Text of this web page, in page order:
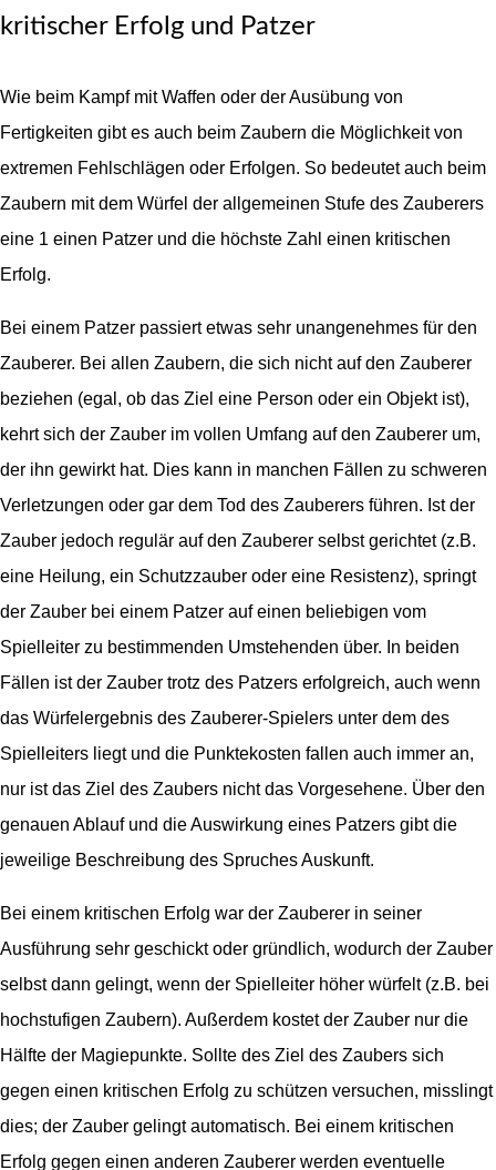
kritischer Erfolg und Patzer
Wie beim Kampf mit Waffen oder der Ausübung von
Fertigkeiten gibt es auch beim Zaubern die Möglichkeit von
extremen Fehlschlägen oder Erfolgen. So bedeutet auch beim
Zaubern mit dem Würfel der allgemeinen Stufe des Zauberers
eine 1 einen Patzer und die höchste Zahl einen kritischen
Erfolg.
Bei einem Patzer passiert etwas sehr unangenehmes für den
Zauberer. Bei allen Zaubern, die sich nicht auf den Zauberer
beziehen (egal, ob das Ziel eine Person oder ein Objekt ist),
kehrt sich der Zauber im vollen Umfang auf den Zauberer um,
der ihn gewirkt hat. Dies kann in manchen Fällen zu schweren
Verletzungen oder gar dem Tod des Zauberers führen. Ist der
Zauber jedoch regulär auf den Zauberer selbst gerichtet (z.B.
eine Heilung, ein Schutzzauber oder eine Resistenz), springt
der Zauber bei einem Patzer auf einen beliebigen vom
Spielleiter zu bestimmenden Umstehenden über. In beiden
Fällen ist der Zauber trotz des Patzers erfolgreich, auch wenn
das Würfelergebnis des Zauberer-Spielers unter dem des
Spielleiters liegt und die Punktekosten fallen auch immer an,
nur ist das Ziel des Zaubers nicht das Vorgesehene. Über den
genauen Ablauf und die Auswirkung eines Patzers gibt die
jeweilige Beschreibung des Spruches Auskunft.
Bei einem kritischen Erfolg war der Zauberer in seiner
Ausführung sehr geschickt oder gründlich, wodurch der Zauber
selbst dann gelingt, wenn der Spielleiter höher würfelt (z.B. bei
hochstufigen Zaubern). Außerdem kostet der Zauber nur die
Hälfte der Magiepunkte. Sollte des Ziel des Zaubers sich
gegen einen kritischen Erfolg zu schützen versuchen, misslingt
dies; der Zauber gelingt automatisch. Bei einem kritischen
Erfolg gegen einen anderen Zauberer werden eventuelle